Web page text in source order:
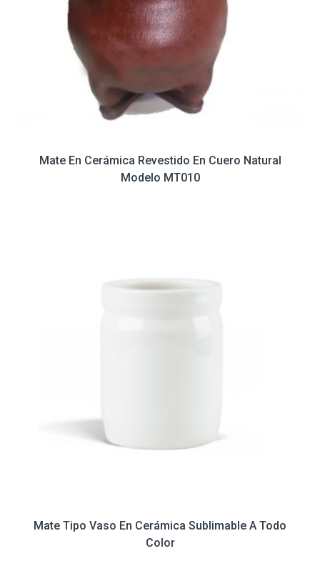
Mate En Cerámica Revestido En Cuero Natural
Modelo MT010
Mate Tipo Vaso En Cerámica Sublimable A Todo
Color